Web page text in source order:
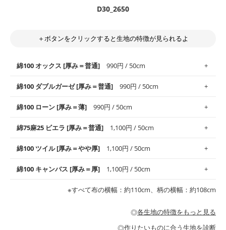
D30_2650
＋ボタンをクリックすると生地の特徴が見られるよ
綿100 オックス [厚み＝普通] 990円 / 50cm
使いやすさNo.1！しなやかさと適度な張りを併せ持ち、通気性の
高さがオックス生地の特徴です。当サイトのオックス生地は、
般にお使いいただけます。
※レッスンバッグ、上履き袋などの通園通学グッズにはツイル生
・布団カバーなどの寝具、カーテン
綿100 ダブルガーゼ [厚み＝普通] 990円 / 50cm
柔らかくふんわりとした肌触りが特徴です。ベビー用品やハンカ
チなど直接肌に触れるアイテムに最適です。高い吸湿性・通気性
す。
・スタイ、おくるみなどのベビーグッズ
・ブラウス、チュニック、ワンピースなどの洋服
・パジャマなどの寝具
綿100 ローン [厚み＝薄] 990円 / 50cm
上質で薄手の平織りの生地です。軽やかさとなめらかな手触りの
良さが魅力。透け感があるので、涼しげなトップスなどに最適で
・ブラウス、シャツ、チュニックなどのトップス
綿75麻25 ビエラ [厚み＝普通] 1,100円 / 50cm
コットン75％リネン25％の当店のビエラ生地は、オックス生地よ
りもふんわりとした柔らかい質感と適度な落ち感を感じられるの
綿100 ツイル [厚み＝やや厚] 1,100円 / 50cm
綾織りの生地です。しっかりとした張りと厚みがありながらも柔
らかいのが特徴です。生地の厚みは中厚手です。1枚でも透け感
・レッスンバッグ、上履き袋などの通園通学グッズ
綿100 キャンバス [厚み＝厚] 1,100円 / 50cm
当店のキャンバス生地は、11号帆布相当の厚みです。 丈夫で高い
耐久性があります。トートバッグ・ポーチ・ペンケースなどの布
小物、インテリア用品に向いています。
※すべて布の横幅：約110cm、柄の横幅：約108cm
◎各生地の特徴をもっと見る
◎作りたいものに合う生地を診断